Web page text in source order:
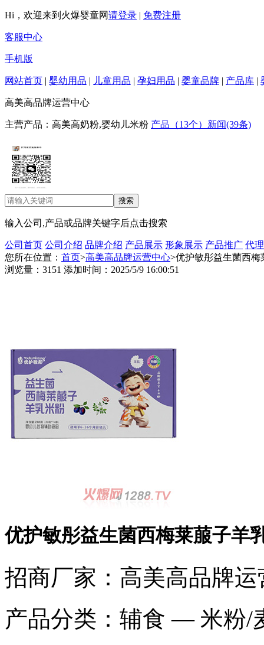
Hi，欢迎来到火爆婴童网请登录 | 免费注册
客服中心
手机版
网站首页 | 婴幼用品 | 儿童用品 | 孕妇用品 | 婴童品牌 | 产品库 |
高美高品牌运营中心
主营产品：高美高奶粉,婴幼儿米粉 产品（13个） 新闻(39条)
输入公司,产品或品牌关键字后点击搜索
公司首页 公司介绍 品牌介绍 产品展示 形象展示 产品推广 代
您所在位置： 首页>高美高品牌运营中心>优护敏彤益生菌西梅
浏览量：3151 添加时间：2025/5/9 16:00:51
优护敏彤益生菌西梅莱菔子羊
招商厂家： 高美高品牌运
产品分类： 辅食 — 米粉/